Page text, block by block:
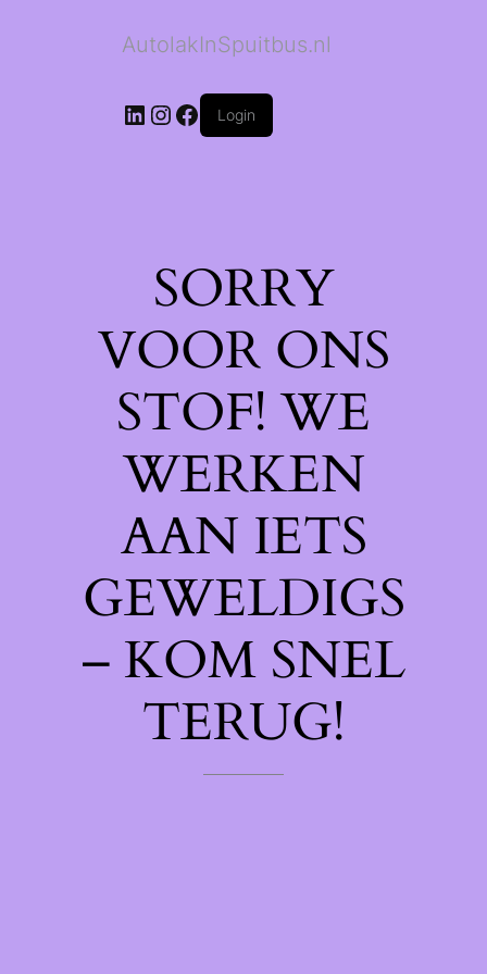
AutolakInSpuitbus.nl
LinkedIn
Instagram
Facebook
Login
SORRY
VOOR ONS
STOF! WE
WERKEN
AAN IETS
GEWELDIGS
– KOM SNEL
TERUG!